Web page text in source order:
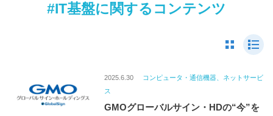
#IT基盤に関するコンテンツ
2025.6.30
コンピュータ・通信機器、ネットサービ
ス
GMOグローバルサイン・HDの“今”を